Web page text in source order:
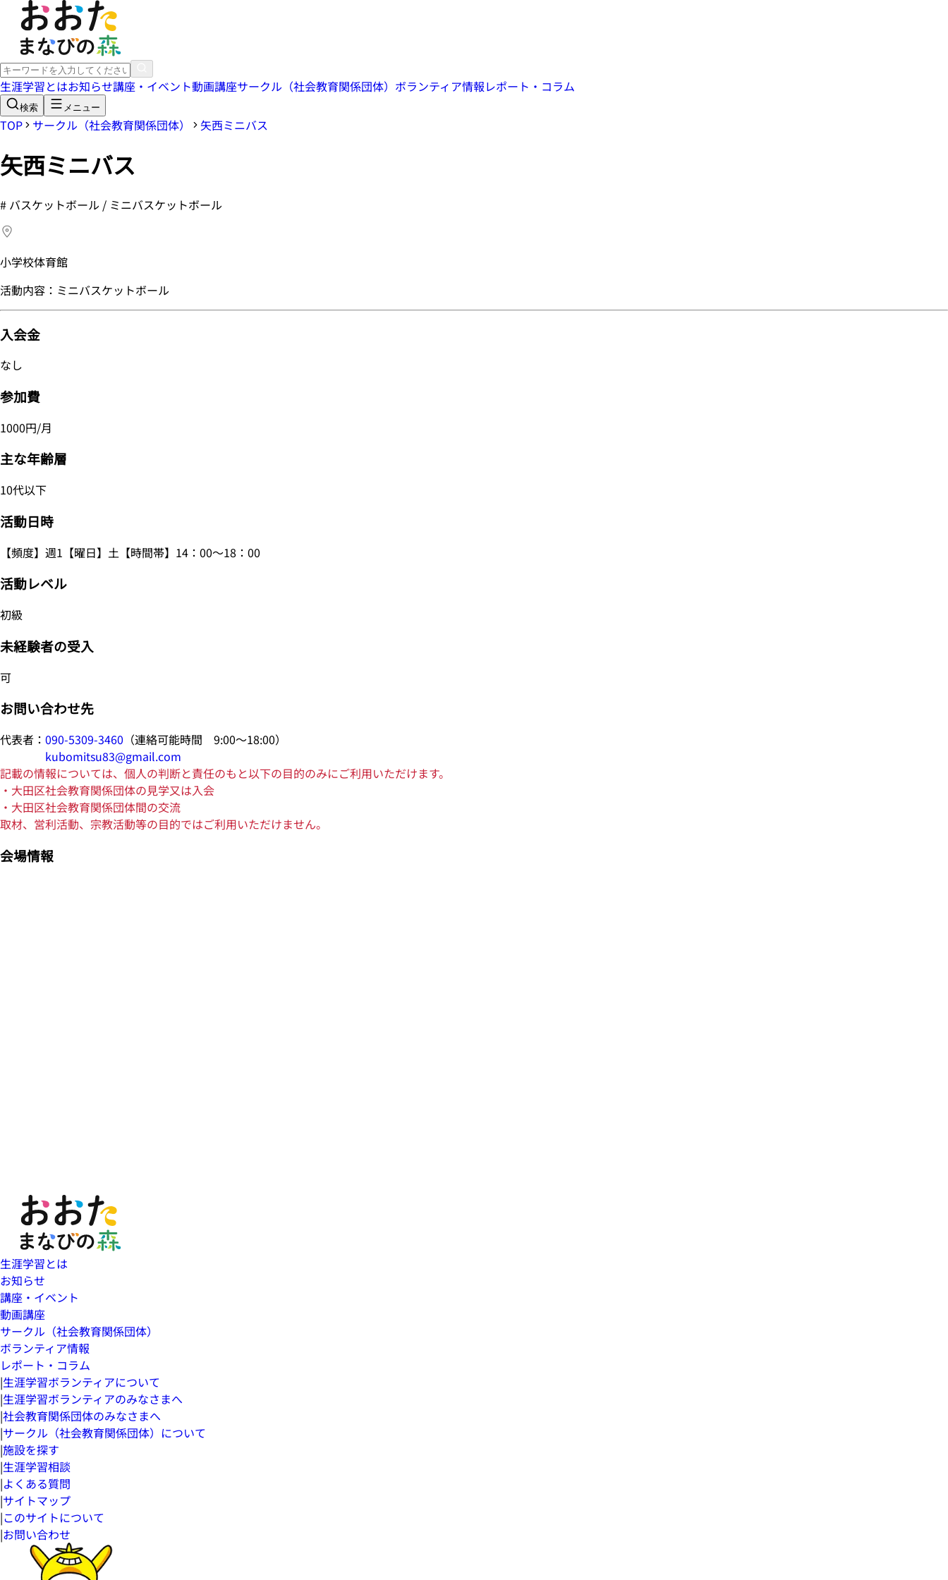
生涯学習とはお知らせ講座・イベント動画講座サークル（社会教育関係団体） ボランティア情報レポート・コラム
検索 メニュー
TOP サークル（社会教育関係団体） 矢西ミニバス
矢西ミニバス
# バスケットボール / ミニバスケットボール
小学校体育館
活動内容：ミニバスケットボール
入会金
なし
参加費
1000円/月
主な年齢層
10代以下
活動日時
【頻度】週1【曜日】土【時間帯】14：00～18：00
活動レベル
初級
未経験者の受入
可
お問い合わせ先
代表者： 090-5309-3460 （連絡可能時間 9:00～18:00）
kubomitsu83@gmail.com
記載の情報については、個人の判断と責任のもと以下の目的のみにご利用いただけます。
・大田区社会教育関係団体の見学又は入会
・大田区社会教育関係団体間の交流
取材、営利活動、宗教活動等の目的ではご利用いただけません。
会場情報
生涯学習とは
お知らせ
講座・イベント
動画講座
サークル（社会教育関係団体）
ボランティア情報
レポート・コラム
|生涯学習ボランティアについて
|生涯学習ボランティアのみなさまへ
|社会教育関係団体のみなさまへ
|サークル（社会教育関係団体）について
|施設を探す
|生涯学習相談
|よくある質問
|サイトマップ
|このサイトについて
|お問い合わせ